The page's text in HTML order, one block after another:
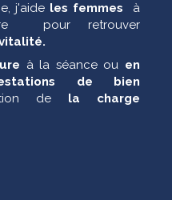
j'aide les femmes
à
pour retrouver
à la séance ou en
de bien
de la charge